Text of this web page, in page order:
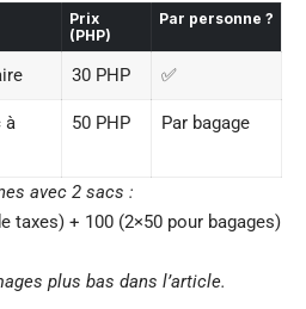
Prix
(PHP)
Par personne ?
30 PHP ✅
à
50 PHP Par bagage
avec 2 sacs :
taxes) + 100 (2×50 pour bagages)
plus bas dans l’article.